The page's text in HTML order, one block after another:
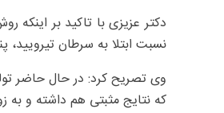
دکتر عزیزی با تاکید بر اینکه
نسبت ابتلا به سرطان تیرویید، پنج تا ۱۰ نفر به ازا هر یک
وی تصریح کرد: در حال حاضر
که نتایج مثبتی هم داشته و